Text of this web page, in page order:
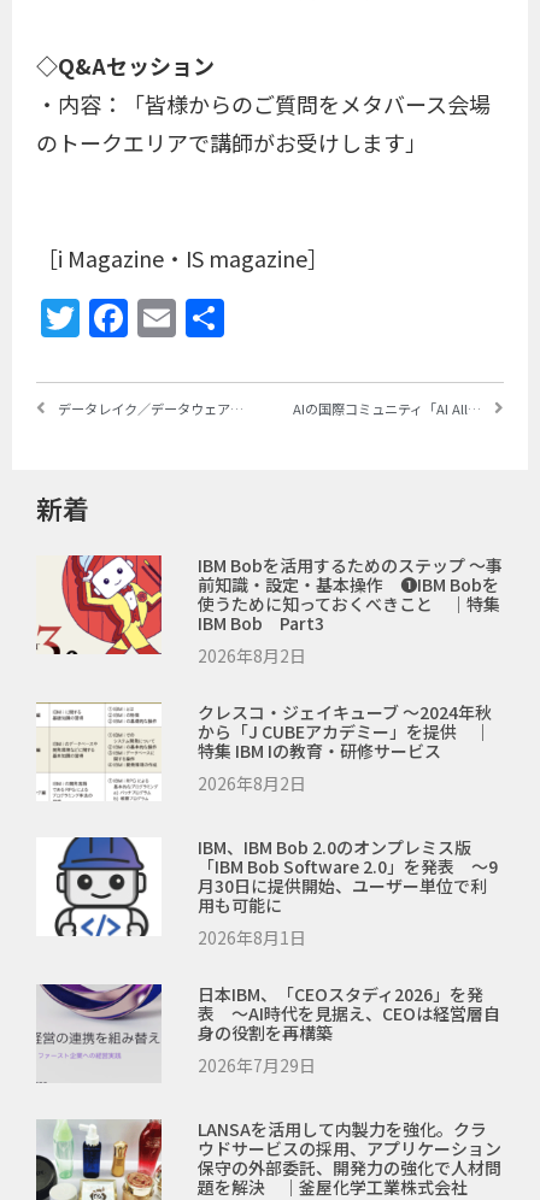
◇Q&Aセッション
・内容：「皆様からのご質問をメタバース会場
のトークエリアで講師がお受けします」
［i Magazine・IS magazine］
Twitter
Facebook
Email
データレイク／データウェアハウスからレイクハウスへ ～watsonx.dataの紹介とお手軽ハンズオン AIの国際コミュニティ「AI Alliance」が発足 ～IBMとMeta社を中心に世界から50以上の組織で構成。日本からは5つの企業・大学が参加
新着
IBM Bobを活用するためのステップ ～事
前知識・設定・基本操作 ❶IBM Bobを
使うために知っておくべきこと ｜特集
IBM Bob Part3
2026年8月2日
クレスコ・ジェイキューブ ～2024年秋
から「J CUBEアカデミー」を提供 ｜
特集 IBM Iの教育・研修サービス
2026年8月2日
IBM、IBM Bob 2.0のオンプレミス版
「IBM Bob Software 2.0」を発表 ～9
月30日に提供開始、ユーザー単位で利
用も可能に
2026年8月1日
日本IBM、「CEOスタディ2026」を発
表 ～AI時代を見据え、CEOは経営層自
身の役割を再構築
2026年7月29日
LANSAを活用して内製力を強化。クラ
ウドサービスの採用、アプリケーション
保守の外部委託、開発力の強化で人材問
題を解決 ｜釜屋化学工業株式会社